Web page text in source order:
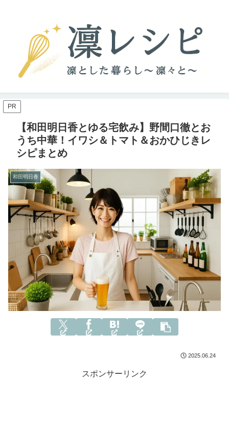
PR
【和田明日香とゆる宅飲み】野間口徹とお
うち中華！イワシ＆トマト＆おかひじきレ
シピまとめ
和田明日香
2025.06.24
スポンサーリンク